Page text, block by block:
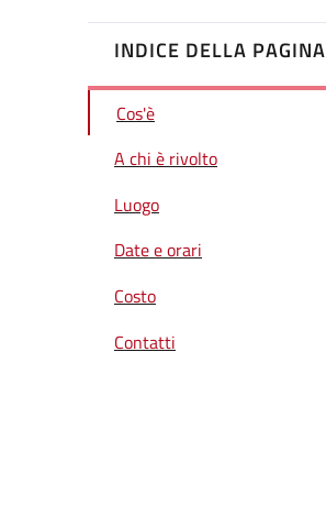
INDICE DELLA PAGINA
Cos'è
A chi è rivolto
Luogo
Date e orari
Costo
Contatti